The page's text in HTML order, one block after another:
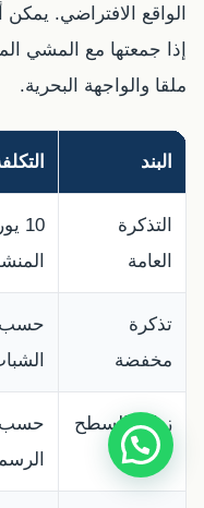
الواقع الافتراضي.
إذا جمعتها مع المشي
ملقا والواجهة البحرية.
البند
التذكرة
العامة
تذكرة
مخفضة
حسب
زيارة السطح
حسب